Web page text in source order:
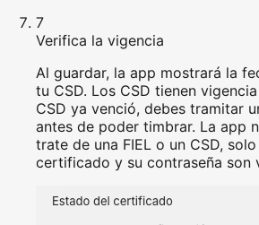
7
Verifica la vigencia
Al guardar, la app mostrará la
tu CSD. Los CSD tienen
CSD ya venció, debes tramitar
antes de poder timbrar. La app
trate de una FIEL o un CSD,
certificado y su contraseña son